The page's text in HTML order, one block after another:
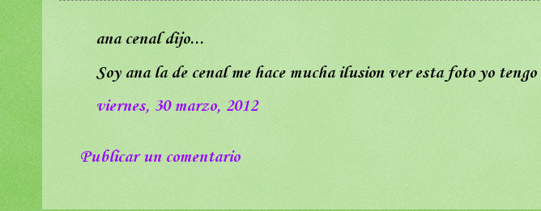
ana cenal dijo...
Soy ana la de cenal me hace mucha ilusion ver esta foto yo tengo
viernes, 30 marzo, 2012
Publicar un comentario